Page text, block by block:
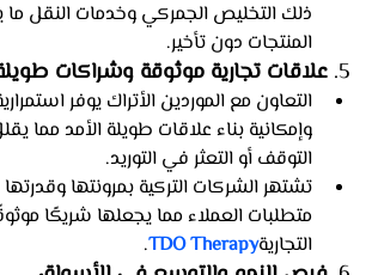
ذلك التخليص الجمركي وخدمات النقل
المنتجات دون تأخير.
5. علاقات تجارية موثوقة وشراكات
التعاون مع الموردين الأتراك يوفر
وإمكانية بناء علاقات طويلة الأمد مما
التوقف أو التعثر في التوريد.
تشتهر الشركات التركية بمرونتها
متطلبات العملاء مما يجعلها شريكًا
التجاريةTDO Therapy
.